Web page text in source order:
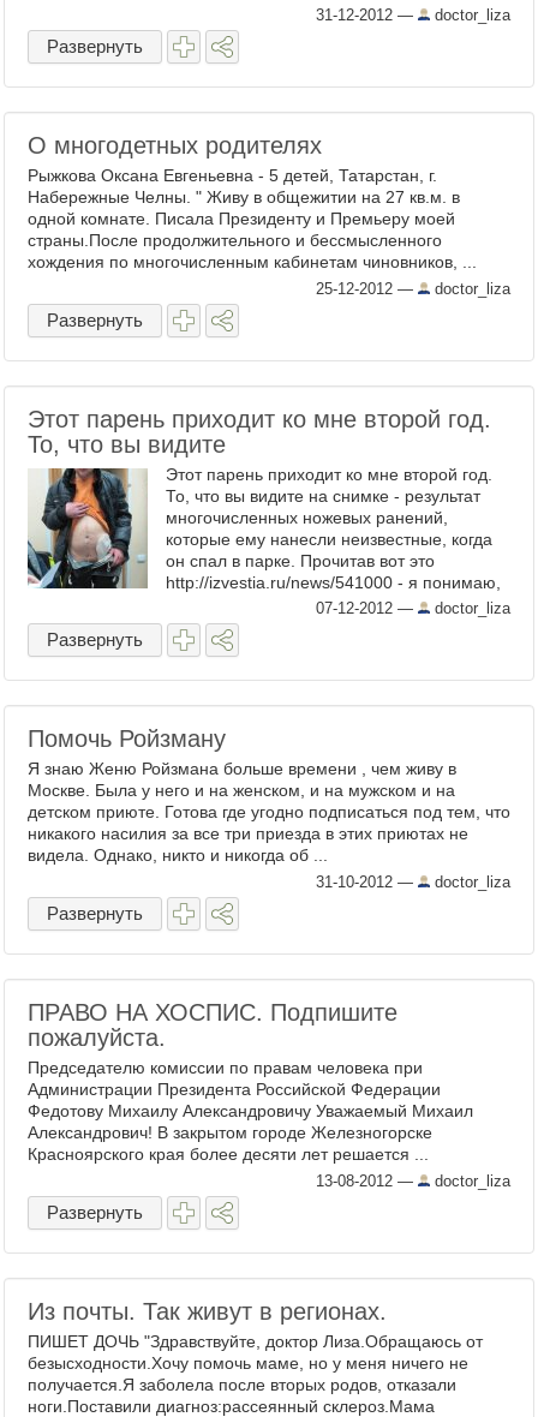
31-12-2012 — doctor_liza
Развернуть
О многодетных родителях
Рыжкова Оксана Евгеньевна - 5 детей, Татарстан, г.
Набережные Челны. " Живу в общежитии на 27 кв.м. в
одной комнате. Писала Президенту и Премьеру моей
страны.После продолжительного и бессмысленного
хождения по многочисленным кабинетам чиновников, ...
25-12-2012 — doctor_liza
Развернуть
Этот парень приходит ко мне второй год.
То, что вы видите
Этот парень приходит ко мне второй год.
То, что вы видите на снимке - результат
многочисленных ножевых ранений,
которые ему нанесли неизвестные, когда
он спал в парке. Прочитав вот это
http://izvestia.ru/news/541000 - я понимаю,
что перспектив у парня нет. А ему ...
07-12-2012 — doctor_liza
Развернуть
Помочь Ройзману
Я знаю Женю Ройзмана больше времени , чем живу в
Москве. Была у него и на женском, и на мужском и на
детском приюте. Готова где угодно подписаться под тем, что
никакого насилия за все три приезда в этих приютах не
видела. Однако, никто и никогда об ...
31-10-2012 — doctor_liza
Развернуть
ПРАВО НА ХОСПИС. Подпишите
пожалуйста.
Председателю комиссии по правам человека при
Администрации Президента Российской Федерации
Федотову Михаилу Александровичу Уважаемый Михаил
Александрович! В закрытом городе Железногорске
Красноярского края более десяти лет решается ...
13-08-2012 — doctor_liza
Развернуть
Из почты. Так живут в регионах.
ПИШЕТ ДОЧЬ "Здравствуйте, доктор Лиза.Обращаюсь от
безысходности.Хочу помочь маме, но у меня ничего не
получается.Я заболела после вторых родов, отказали
ноги.Поставили диагноз:рассеянный склероз.Мама